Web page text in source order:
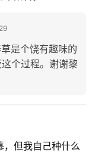
是个饶有趣味的
个过程。谢谢黎
，但我自己种什么